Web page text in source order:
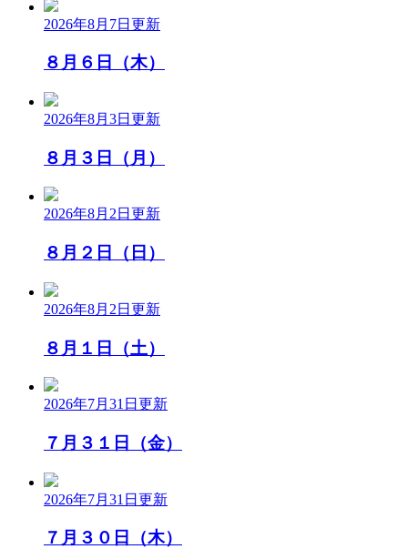
2026年8月7日 更新
８月６日（木）
2026年8月3日 更新
８月３日（月）
2026年8月2日 更新
８月２日（日）
2026年8月2日 更新
８月１日（土）
2026年7月31日 更新
７月３１日（金）
2026年7月31日 更新
７月３０日（木）